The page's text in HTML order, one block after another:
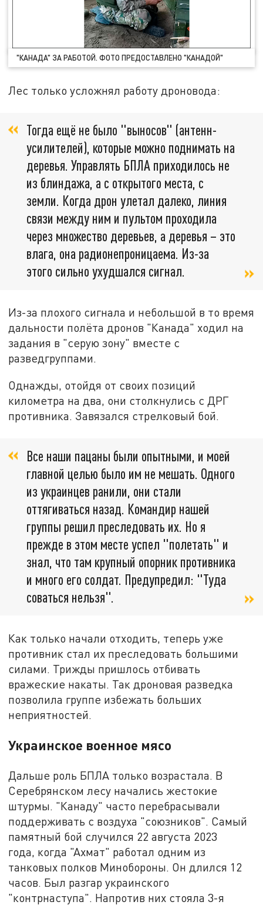
"КАНАДА" ЗА РАБОТОЙ. ФОТО ПРЕДОСТАВЛЕНО "КАНАДОЙ"
Лес только усложнял работу дроновода:
Тогда ещё не было "выносов" (антенн-
усилителей), которые можно поднимать на
деревья. Управлять БПЛА приходилось не
из блиндажа, а с открытого места, с
земли. Когда дрон улетал далеко, линия
связи между ним и пультом проходила
через множество деревьев, а деревья – это
влага, она радионепроницаема. Из-за
этого сильно ухудшался сигнал.
Из-за плохого сигнала и небольшой в то время
дальности полёта дронов "Канада" ходил на
задания в "серую зону" вместе с
разведгруппами.
Однажды, отойдя от своих позиций
километра на два, они столкнулись с ДРГ
противника. Завязался стрелковый бой.
Все наши пацаны были опытными, и моей
главной целью было им не мешать. Одного
из украинцев ранили, они стали
оттягиваться назад. Командир нашей
группы решил преследовать их. Но я
прежде в этом месте успел "полетать" и
знал, что там крупный опорник противника
и много его солдат. Предупредил: "Туда
соваться нельзя".
Как только начали отходить, теперь уже
противник стал их преследовать большими
силами. Трижды пришлось отбивать
вражеские накаты. Так дроновая разведка
позволила группе избежать больших
неприятностей.
Украинское военное мясо
Дальше роль БПЛА только возрастала. В
Серебрянском лесу начались жестокие
штурмы. "Канаду" часто перебрасывали
поддерживать с воздуха "союзников". Самый
памятный бой случился 22 августа 2023
года, когда "Ахмат" работал одним из
танковых полков Минобороны. Он длился 12
часов. Был разгар украинского
"контрнаступа". Напротив них стояла 3-я